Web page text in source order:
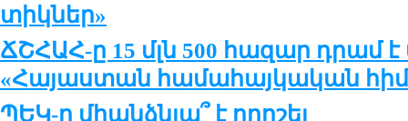
տիկ­ներ»
ՃՇՀԱՀ-ը 15 մլն 500 հազար դրամ
«Հայաստան համահայկական
ՊԵԿ-ը միանձ­ն­յա՞ է ո­րո­շել